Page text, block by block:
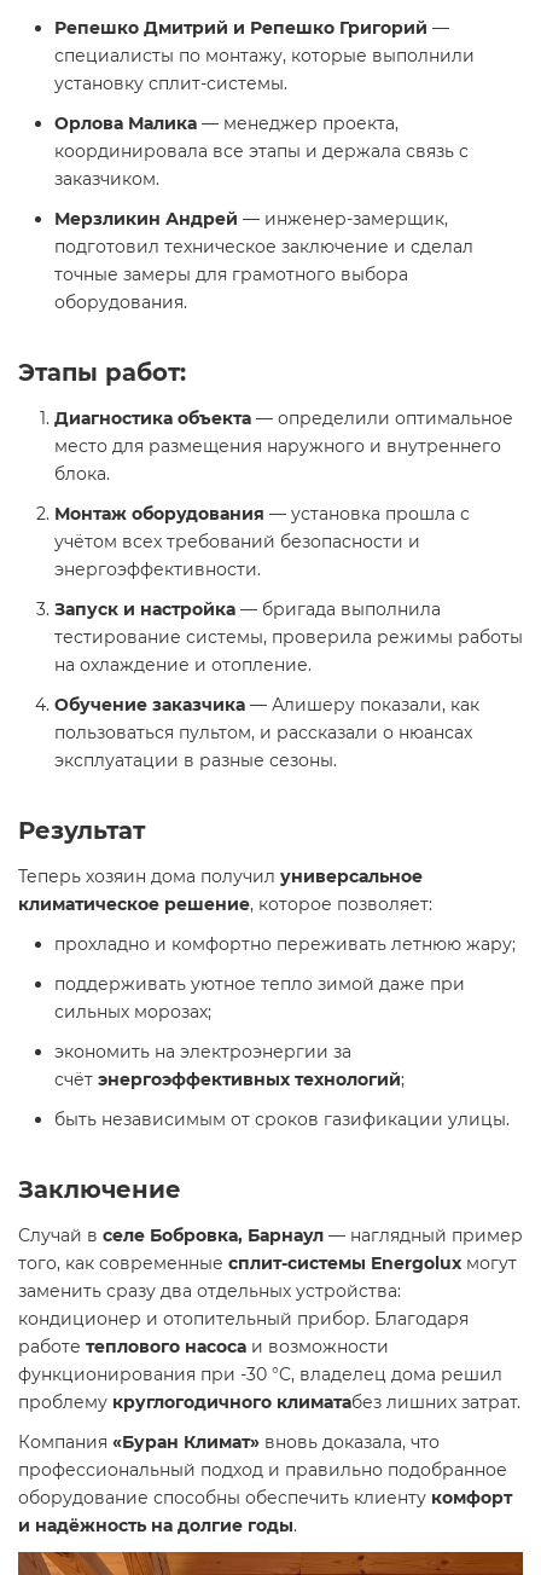
Репешко Дмитрий и Репешко Григорий —
специалисты по монтажу, которые выполнили
установку сплит-системы.
Орлова Малика — менеджер проекта,
координировала все этапы и держала связь с
заказчиком.
Мерзликин Андрей — инженер-замерщик,
подготовил техническое заключение и сделал
точные замеры для грамотного выбора
оборудования.
Этапы работ:
Диагностика объекта — определили оптимальное
место для размещения наружного и внутреннего
блока.
Монтаж оборудования — установка прошла с
учётом всех требований безопасности и
энергоэффективности.
Запуск и настройка — бригада выполнила
тестирование системы, проверила режимы работы
на охлаждение и отопление.
Обучение заказчика — Алишеру показали, как
пользоваться пультом, и рассказали о нюансах
эксплуатации в разные сезоны.
Результат
Теперь хозяин дома получил универсальное
климатическое решение, которое позволяет:
прохладно и комфортно переживать летнюю жару;
поддерживать уютное тепло зимой даже при
сильных морозах;
экономить на электроэнергии за
счёт энергоэффективных технологий;
быть независимым от сроков газификации улицы.
Заключение
Случай в селе Бобровка, Барнаул — наглядный пример
того, как современные сплит-системы Energolux могут
заменить сразу два отдельных устройства:
кондиционер и отопительный прибор. Благодаря
работе теплового насоса и возможности
функционирования при -30 °C, владелец дома решил
проблему круглогодичного климатабез лишних затрат.
Компания «Буран Климат» вновь доказала, что
профессиональный подход и правильно подобранное
оборудование способны обеспечить клиенту комфорт
и надёжность на долгие годы.